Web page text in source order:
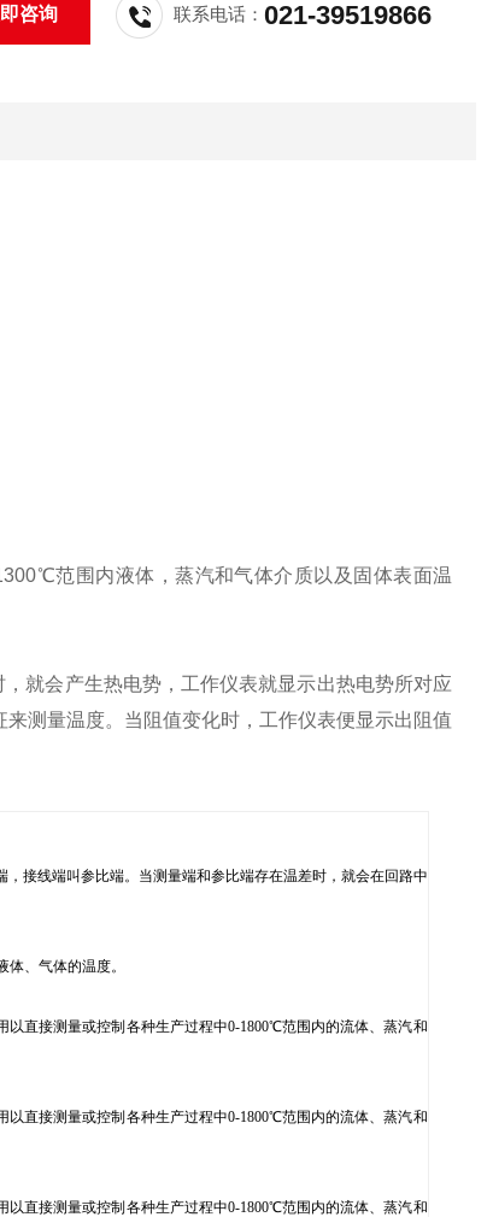
咨询 联系电话：021-39519866
范围内液体，蒸汽和气体介质以及固体表面温
就会产生热电势，工作仪表就显示出热电势所对应
测量温度。当阻值变化时，工作仪表便显示出阻值
接线端叫参比端。当测量端和参比端存在温差时，就会在回路中
、气体的温度。
直接测量或控制各种生产过程中0-1800℃范围内的流体、蒸汽和
直接测量或控制各种生产过程中0-1800℃范围内的流体、蒸汽和
直接测量或控制各种生产过程中0-1800℃范围内的流体、蒸汽和